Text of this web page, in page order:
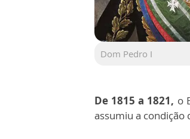
Dom Pedro I
De 1815 a 1821, o
assumiu a condição